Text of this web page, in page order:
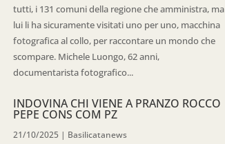
tutti, i 131 comuni della regione che amministra, ma
lui li ha sicuramente visitati uno per uno, macchina
fotografica al collo, per raccontare un mondo che
scompare. Michele Luongo, 62 anni,
documentarista fotografico...
INDOVINA CHI VIENE A PRANZO ROCCO
PEPE CONS COM PZ
21/10/2025 | Basilicatanews